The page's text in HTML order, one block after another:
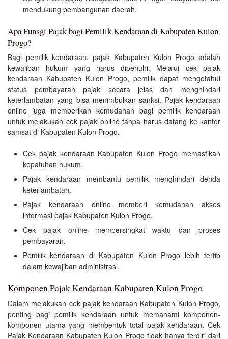
mendukung pembangunan daerah.
Apa Funsgi Pajak bagi Pemilik Kendaraan di Kabupaten Kulon
Progo?
Bagi pemilik kendaraan, pajak Kabupaten Kulon Progo adalah
kewajiban hukum yang harus dipenuhi. Melalui cek pajak
kendaraan Kabupaten Kulon Progo, pemilik dapat mengetahui
status pembayaran pajak secara jelas dan menghindari
keterlambatan yang bisa menimbulkan sanksi. Pajak kendaraan
online juga memberikan kemudahan bagi pemilik kendaraan
untuk melakukan cek pajak online tanpa harus datang ke kantor
samsat di Kabupaten Kulon Progo.
Cek pajak kendaraan Kabupaten Kulon Progo memastikan
kepatuhan hukum.
Pajak kendaraan membantu pemilik menghindari denda
keterlambatan.
Pajak kendaraan online memberi kemudahan akses
informasi pajak Kabupaten Kulon Progo.
Cek pajak online mempersingkat waktu dan proses
pembayaran.
Pemilik kendaraan di Kabupaten Kulon Progo lebih tertib
dalam kewajiban administrasi.
Komponen Pajak Kendaraan Kabupaten Kulon Progo
Dalam melakukan cek pajak kendaraan Kabupaten Kulon Progo,
penting bagi pemilik kendaraan untuk memahami komponen-
komponen utama yang membentuk total pajak kendaraan. Cek
Pajak Kendaraan Kabupaten Kulon Progo tidak hanya terdiri dari